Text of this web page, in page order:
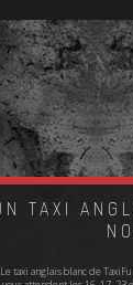
TAXI
Le taxi anglais blanc de